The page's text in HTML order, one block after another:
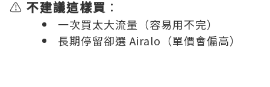
⚠️ 不建議這樣買 ：
一次買太大流量（容易用不完）
長期停留卻選 Airalo（單價會偏高）